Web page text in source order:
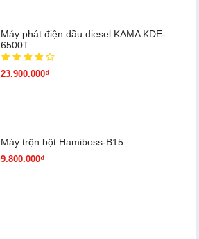
Máy phát điện dầu diesel KAMA KDE-
6500T
23.900.000₫
Máy trộn bột Hamiboss-B15
9.800.000₫